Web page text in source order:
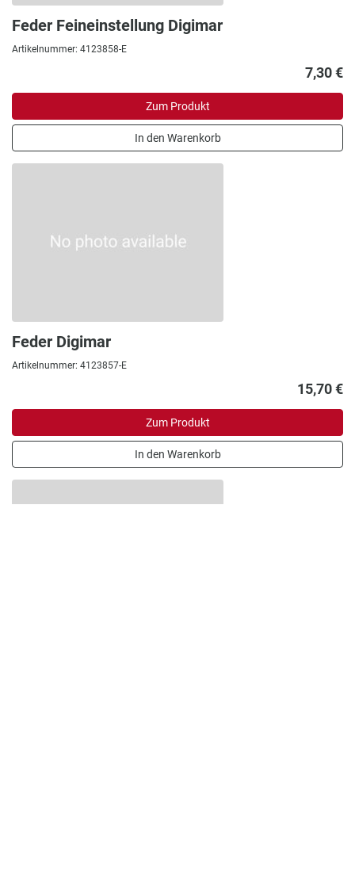
Feder Feineinstellung Digimar
Artikelnummer: 4123858-E
7,30 €
Zum Produkt
In den Warenkorb
Feder Digimar
Artikelnummer: 4123857-E
15,70 €
Zum Produkt
In den Warenkorb